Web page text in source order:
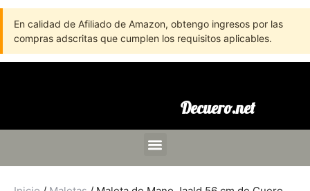
En calidad de Afiliado de Amazon, obtengo ingresos por las
compras adscritas que cumplen los requisitos aplicables.
Decuero.net